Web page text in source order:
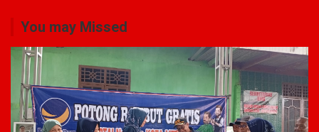
You may Missed